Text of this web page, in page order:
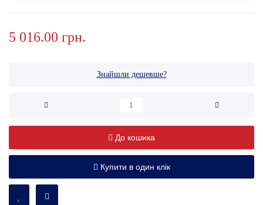
5 016.00 грн.
Знайшли дешевше?
До кошика
Купити в один клік